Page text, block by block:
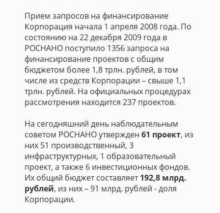
Прием запросов на финансирование
Корпорация начала 1 апреля 2008 года. По
состоянию на 22 декабря 2009 года в
РОСНАНО поступило 1356 запроса на
финансирование проектов с общим
бюджетом более 1,8 трлн. рублей, в том
числе из средств Корпорации – свыше 1,1
трлн. рублей. На официальных процедурах
рассмотрения находится 237 проектов.
На сегодняшний день наблюдательным
советом РОСНАНО утвержден 61 проект, из
них 51 производственный, 3
инфраструктурных, 1 образовательный
проект, а также 6 инвестиционных фондов.
Их общий бюджет составляет192,8 млрд.
рублей, из них – 91 млрд. рублей - доля
Корпорации.